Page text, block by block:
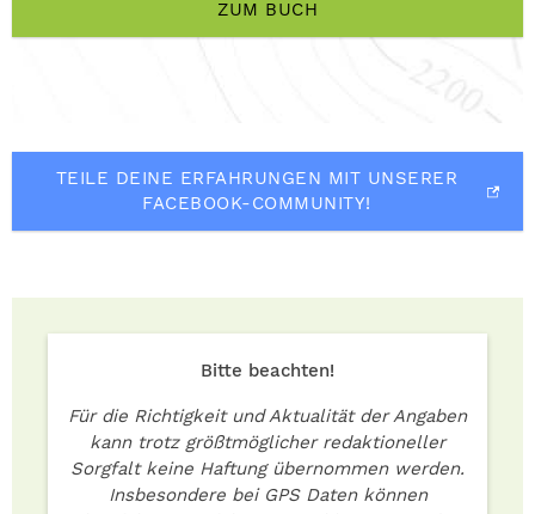
ZUM BUCH
TEILE DEINE ERFAHRUNGEN MIT UNSERER
FACEBOOK-COMMUNITY!
Bitte beachten!
Für die Richtigkeit und Aktualität der Angaben
kann trotz größtmöglicher redaktioneller
Sorgfalt keine Haftung übernommen werden.
Insbesondere bei GPS Daten können